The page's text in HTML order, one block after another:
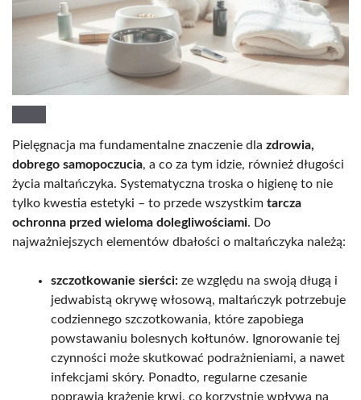
Pielęgnacja ma fundamentalne znaczenie dla zdrowia,
dobrego samopoczucia, a co za tym idzie, również długości
życia maltańczyka. Systematyczna troska o higienę to nie
tylko kwestia estetyki – to przede wszystkim tarcza
ochronna przed wieloma dolegliwościami. Do
najważniejszych elementów dbałości o maltańczyka należą:
szczotkowanie sierści: ze względu na swoją długą i
jedwabistą okrywę włosową, maltańczyk potrzebuje
codziennego szczotkowania, które zapobiega
powstawaniu bolesnych kołtunów. Ignorowanie tej
czynności może skutkować podrażnieniami, a nawet
infekcjami skóry. Ponadto, regularne czesanie
poprawia krążenie krwi, co korzystnie wpływa na